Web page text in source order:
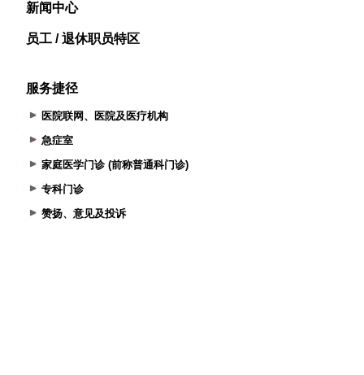
新闻中心
员工 / 退休职员特区
服务捷径
医院联网、医院及医疗机构
急症室
家庭医学门诊 (前称普通科门诊)
专科门诊
赞扬、意见及投诉